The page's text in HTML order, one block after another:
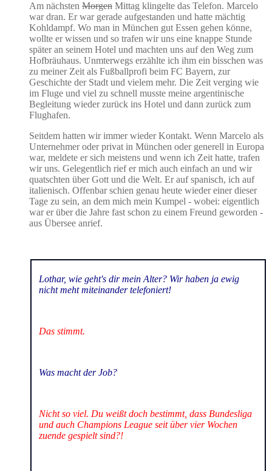
Am nächsten Morgen Mittag klingelte das Telefon. Marcelo
war dran. Er war gerade aufgestanden und hatte mächtig
Kohldampf. Wo man in München gut Essen gehen könne,
wollte er wissen und so trafen wir uns eine knappe Stunde
später an seinem Hotel und machten uns auf den Weg zum
Hofbräuhaus. Unmterwegs erzählte ich ihm ein bisschen was
zu meiner Zeit als Fußballprofi beim FC Bayern, zur
Geschichte der Stadt und vielem mehr. Die Zeit verging wie
im Fluge und viel zu schnell musste meine argentinische
Begleitung wieder zurück ins Hotel und dann zurück zum
Flughafen.
Seitdem hatten wir immer wieder Kontakt. Wenn Marcelo als
Unternehmer oder privat in München oder generell in Europa
war, meldete er sich meistens und wenn ich Zeit hatte, trafen
wir uns. Gelegentlich rief er mich auch einfach an und wir
quatschten über Gott und die Welt. Er auf spanisch, ich auf
italienisch. Offenbar schien genau heute wieder einer dieser
Tage zu sein, an dem mich mein Kumpel - wobei: eigentlich
war er über die Jahre fast schon zu einem Freund geworden -
aus Übersee anrief.
Lothar, wie geht's dir mein Alter? Wir haben ja ewig
nicht meht miteinander telefoniert!
Das stimmt.
Was macht der Job?
Nicht so viel. Du weißt doch bestimmt, dass Bundesliga
und auch Champions League seit über vier Wochen
zuende gespielt sind?!